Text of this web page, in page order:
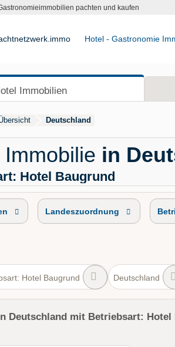
pachten und kaufen
Hotel - Gastronomie
Immobilien
Deutschland
Immobilie in
Hotel Baugrund
Landeszuordnung
Hotel Baugrund Deutschland
Deutschland mit Betriebsart: Hotel